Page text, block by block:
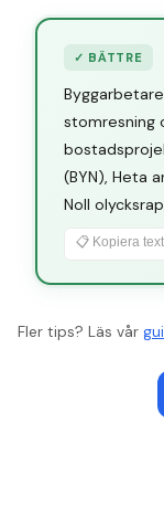
✓ BÄTTRE
stomresning
(BYN), Heta
Noll
📋 Kopiera text
Fler tips? Läs vår